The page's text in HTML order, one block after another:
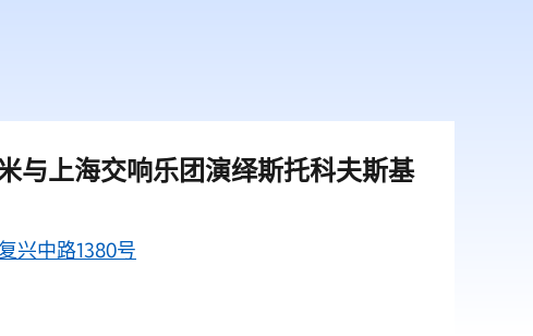
上海交响乐团演绎斯托科夫斯基
兴中路1380号